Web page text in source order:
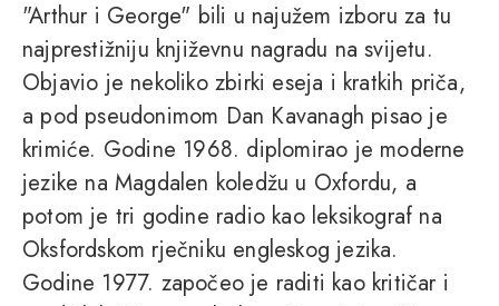
"Arthur i George" bili u najužem izboru za tu
najprestižniju književnu nagradu na svijetu.
Objavio je nekoliko zbirki eseja i kratkih priča,
a pod pseudonimom Dan Kavanagh pisao je
krimiće. Godine 1968. diplomirao je moderne
jezike na Magdalen koledžu u Oxfordu, a
potom je tri godine radio kao leksikograf na
Oksfordskom rječniku engleskog jezika.
Godine 1977. započeo je raditi kao kritičar i